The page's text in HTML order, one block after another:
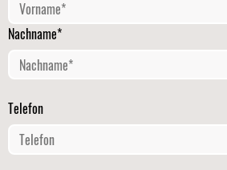
Nachname*
Telefon